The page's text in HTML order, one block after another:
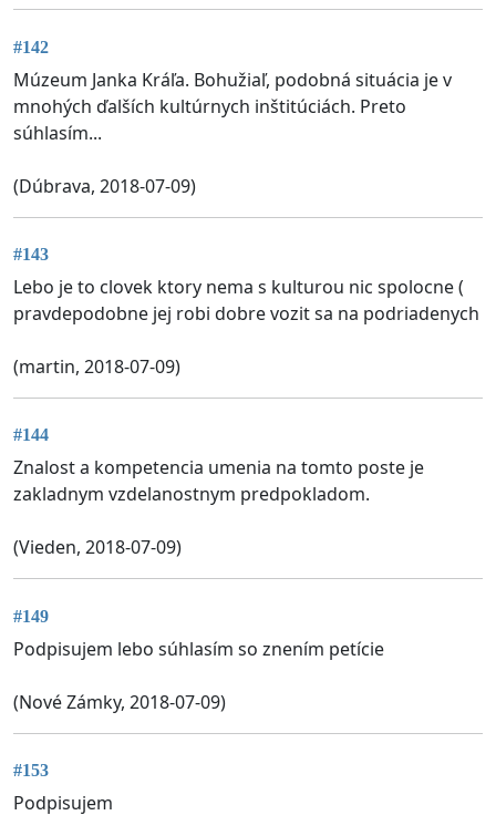
#142
Múzeum Janka Kráľa. Bohužiaľ, podobná situácia je v
mnohých ďalších kultúrnych inštitúciách. Preto
súhlasím...
(Dúbrava, 2018-07-09)
#143
Lebo je to clovek ktory nema s kulturou nic spolocne (
pravdepodobne jej robi dobre vozit sa na podriadenych
(martin, 2018-07-09)
#144
Znalost a kompetencia umenia na tomto poste je
zakladnym vzdelanostnym predpokladom.
(Vieden, 2018-07-09)
#149
Podpisujem lebo súhlasím so znením petície
(Nové Zámky, 2018-07-09)
#153
Podpisujem